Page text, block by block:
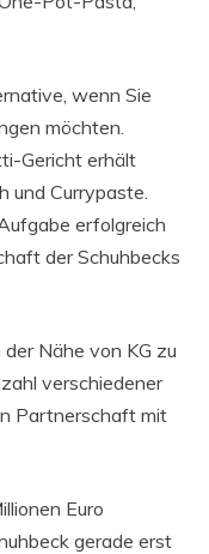
wenn Sie
möchten.
Gericht erhält
und Currypaste.
erfolgreich
der Schuhbecks
Nähe von KG zu
verschiedener
Partnerschaft mit
Euro
gerade erst